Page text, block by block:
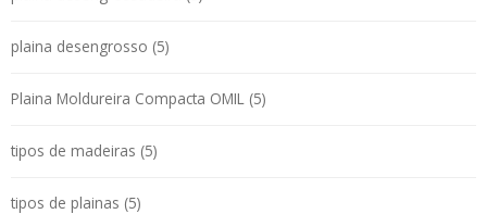
plaina desengrosso (5)
Plaina Moldureira Compacta OMIL (5)
tipos de madeiras (5)
tipos de plainas (5)